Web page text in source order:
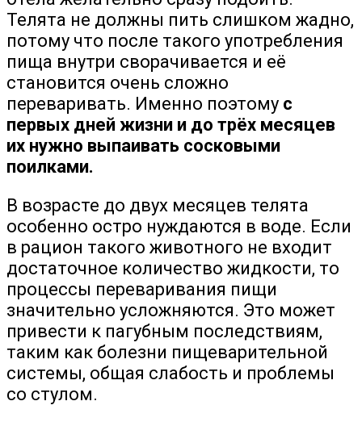
Телята не должны пить слишком жадно,
потому что после такого употребления
пища внутри сворачивается и её
становится очень сложно
переваривать. Именно поэтому с
первых дней жизни и до трёх месяцев
их нужно выпаивать сосковыми
поилками.
В возрасте до двух месяцев телята
особенно остро нуждаются в воде. Если
в рацион такого животного не входит
достаточное количество жидкости, то
процессы переваривания пищи
значительно усложняются. Это может
привести к пагубным последствиям,
таким как болезни пищеварительной
системы, общая слабость и проблемы
со стулом.